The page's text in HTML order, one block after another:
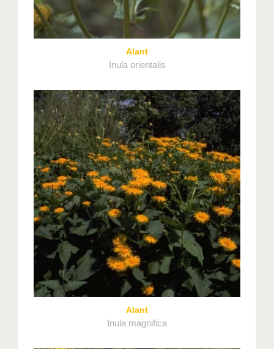
Alant
Inula orientalis
Alant
Inula magnifica